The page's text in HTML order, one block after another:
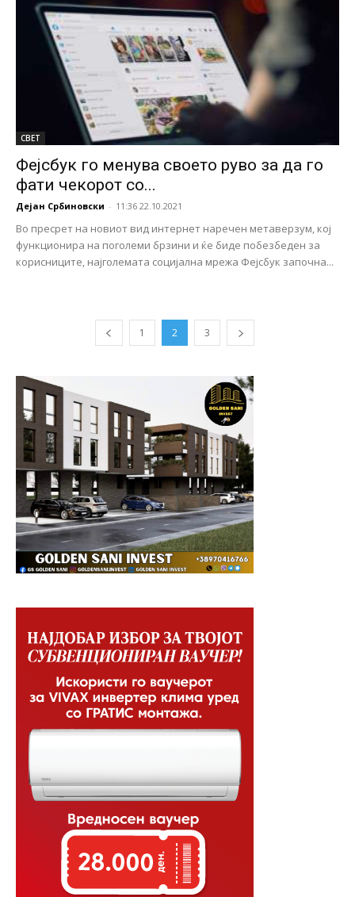
СВЕТ
Фејсбук го менува своето руво за да го
фати чекорот со...
Дејан Србиновски - 11:36 22.10.2021
Во пресрет на новиот вид интернет наречен метаверзум, кој
функционира на поголеми брзини и ќе биде побезбеден за
корисниците, најголемата социјална мрежа Фејсбук започна...
1 2 3